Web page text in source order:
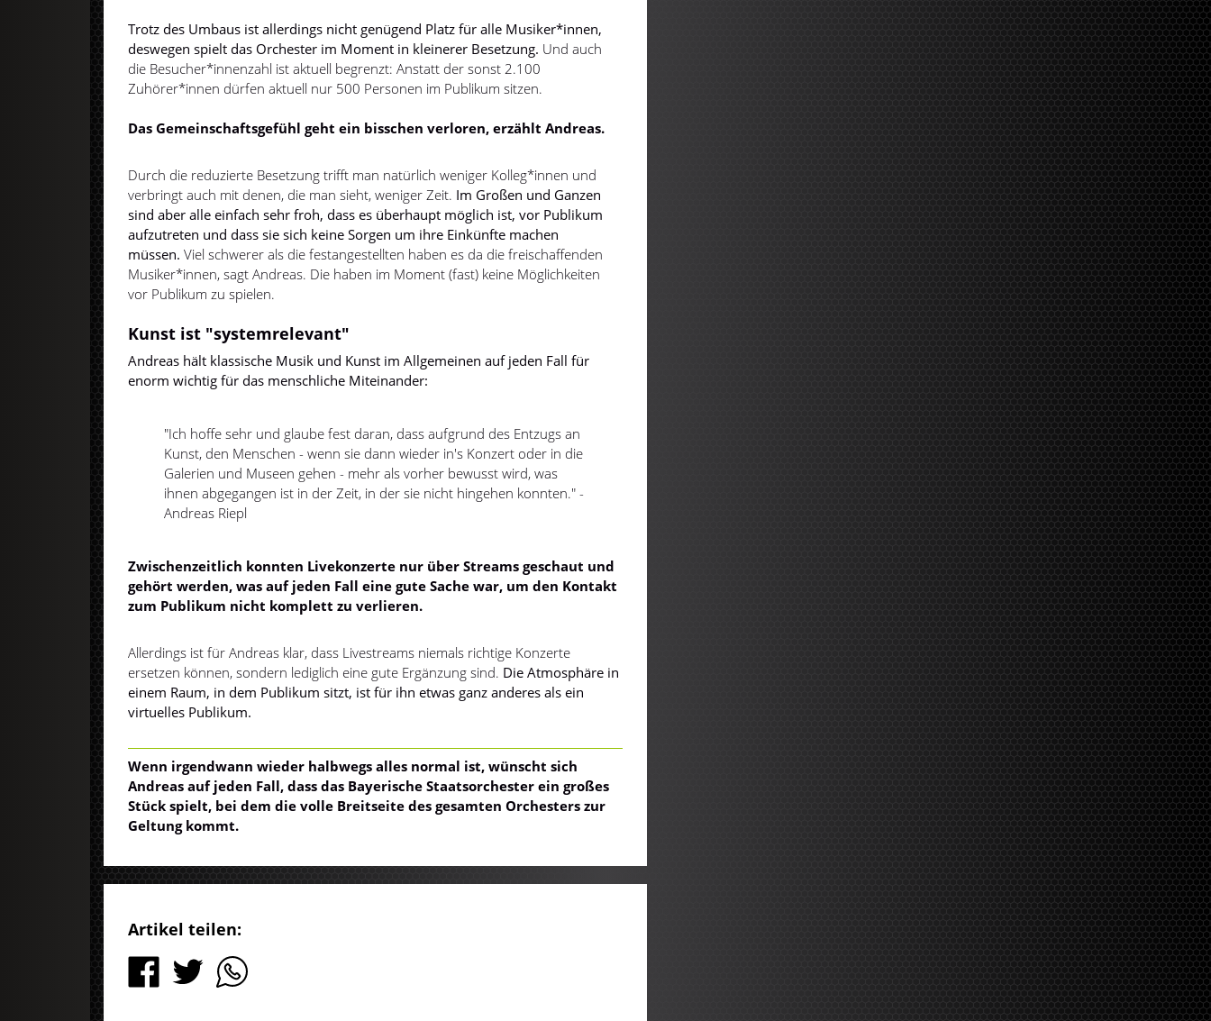
Trotz des Umbaus ist allerdings nicht genügend Platz für alle Musiker*innen,
deswegen spielt das Orchester im Moment in kleinerer Besetzung. Und auch
die Besucher*innenzahl ist aktuell begrenzt: Anstatt der sonst 2.100
Zuhörer*innen dürfen aktuell nur 500 Personen im Publikum sitzen.
Das Gemeinschaftsgefühl geht ein bisschen verloren, erzählt Andreas.
Durch die reduzierte Besetzung trifft man natürlich weniger Kolleg*innen und
verbringt auch mit denen, die man sieht, weniger Zeit. Im Großen und Ganzen
sind aber alle einfach sehr froh, dass es überhaupt möglich ist, vor Publikum
aufzutreten und dass sie sich keine Sorgen um ihre Einkünfte machen
müssen.Viel schwerer als die festangestellten haben es da die freischaffenden
Musiker*innen, sagt Andreas. Die haben im Moment (fast) keine Möglichkeiten
vor Publikum zu spielen.
Kunst ist "systemrelevant"
Andreas hält klassische Musik und Kunst im Allgemeinen auf jeden Fall für
enorm wichtig für das menschliche Miteinander:
"Ich hoffe sehr und glaube fest daran, dass aufgrund des Entzugs an
Kunst, den Menschen - wenn sie dann wieder in's Konzert oder in die
Galerien und Museen gehen - mehr als vorher bewusst wird, was
ihnen abgegangen ist in der Zeit, in der sie nicht hingehen konnten." -
Andreas Riepl
Zwischenzeitlich konnten Livekonzerte nur über Streams geschaut und
gehört werden, was auf jeden Fall eine gute Sache war, um den Kontakt
zum Publikum nicht komplett zu verlieren.
Allerdings ist für Andreas klar, dass Livestreams niemals richtige Konzerte
ersetzen können, sondern lediglich eine gute Ergänzung sind. Die Atmosphäre in
einem Raum, in dem Publikum sitzt, ist für ihn etwas ganz anderes als ein
virtuelles Publikum.
Wenn irgendwann wieder halbwegs alles normal ist, wünscht sich
Andreas auf jeden Fall, dass das Bayerische Staatsorchester ein großes
Stück spielt, bei dem die volle Breitseite des gesamten Orchesters zur
Geltung kommt.
Artikel teilen: